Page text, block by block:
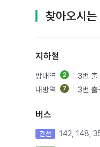
찾아오시는
지하철
방배역 2 3번 출
내방역
7 3번 출
버스
간선
142, 148,